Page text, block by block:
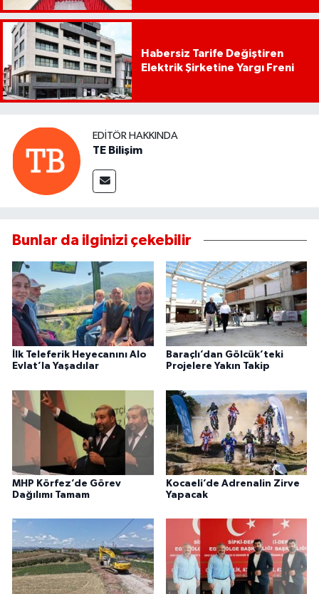
Habersiz Tarife Değiştiren
Elektrik Şirketine Yargı Freni
EDITÖR HAKKINDA
TE Bilişim
Bunlar da ilginizi çekebilir
İlk Teleferik Heyecanını Alo
Evlat’la Yaşadılar
Baraçlı’dan Gölcük’teki
Projelere Yakın Takip
MHP Körfez’de Görev
Dağılımı Tamam
Kocaeli’de Adrenalin Zirve
Yapacak